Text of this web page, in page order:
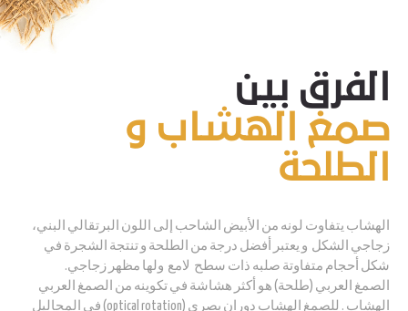
الفرق بين
صمغ الهشاب و
الطلحة
الهشاب يتفاوت لونه من الأبيض الشاحب إلى اللون البرتقالي البني،
زجاجي الشكل و يعتبر أفضل درجة من الطلحة و تنتجة الشجرة في
شكل أحجام متفاوتة صلبه ذات سطح لامع ولها مظهر زجاجي.
الصمغ العربي (طلحة) هو أكثر هشاشة في تكوينه من الصمغ العربي
الهشاب . للصمغ الهشاب دوران بصري (optical rotation) في المحاليل